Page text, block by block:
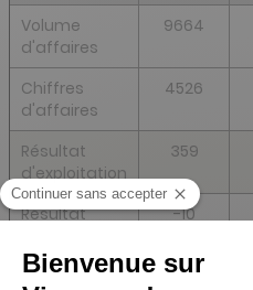
Volume
d'affaires
9664
Chiffres
d'affaires
4526
Résultat
d'exploitation
359
Résultat
et financier
-10